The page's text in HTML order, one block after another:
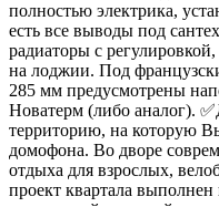
полностью электрика,
есть все выводы под
радиаторы с
на лоджии. Под
285 мм предусмотрены
Новатерм (либо аналог).
территорию, на которую
домофона. Во дворе
отдыха для взрослых,
проект квартала